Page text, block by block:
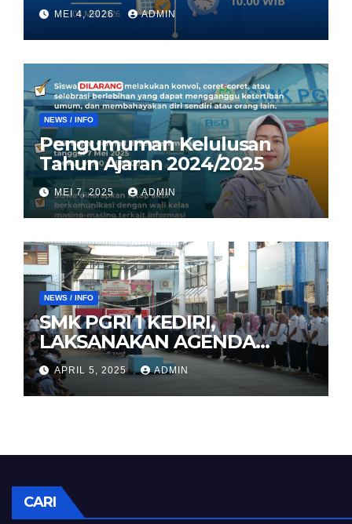
MEI 4, 2026 ADMIN
NEWS / INFO
Pengumuman Kelulusan
Tahun Ajaran 2024/2025
MEI 7, 2025 ADMIN
NEWS / INFO
SMK PGRI 1 KEDIRI,
LAKSANAKAN AGENDA
HALAL BIHALAL
APRIL 5, 2025 ADMIN
CARI